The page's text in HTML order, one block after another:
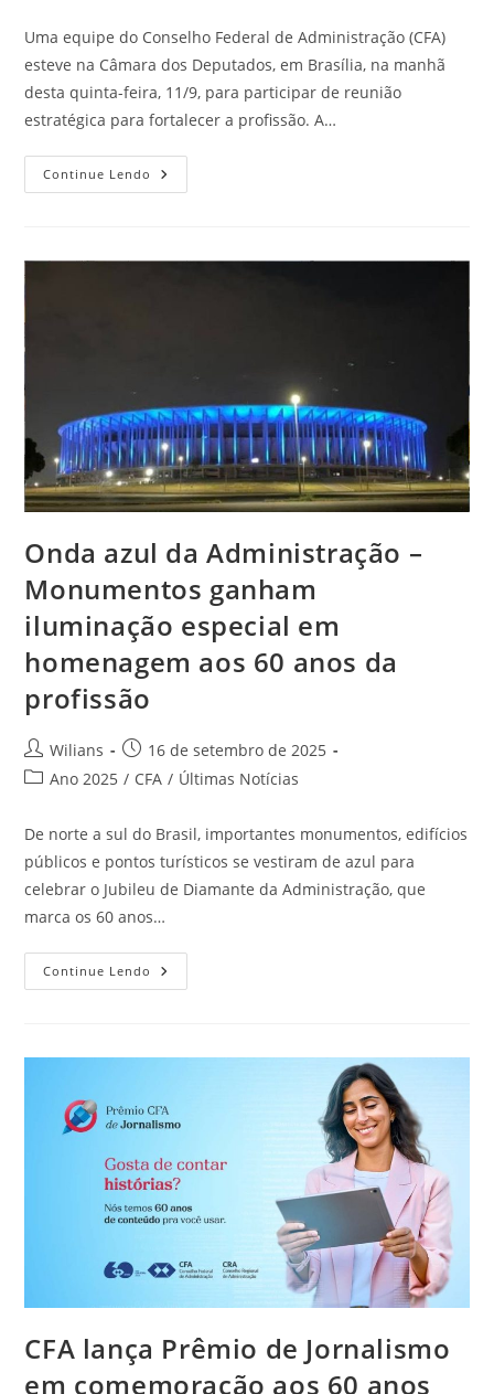
post:
Uma equipe do Conselho Federal de Administração (CFA)
esteve na Câmara dos Deputados, em Brasília, na manhã
desta quinta-feira, 11/9, para participar de reunião
estratégica para fortalecer a profissão. A…
Continue Lendo CFA
Participa
Câmara
Onda azul da Administração –
Monumentos ganham
iluminação especial em
homenagem aos 60 anos da
profissão
Autor
do
Wilians
Post
publicado:
16 de setembro de 2025
Categoria
Ano 2025 / CFA / Últimas Notícias
De norte a sul do Brasil, importantes monumentos, edifícios
públicos e pontos turísticos se vestiram de azul para
celebrar o Jubileu de Diamante da Administração, que
marca os 60 anos…
Continue Lendo Onda
Azul
Ganham
Em
Homenagem
60
Anos
Da
Profissão
CFA lança Prêmio de Jornalismo
em comemoração aos 60 anos